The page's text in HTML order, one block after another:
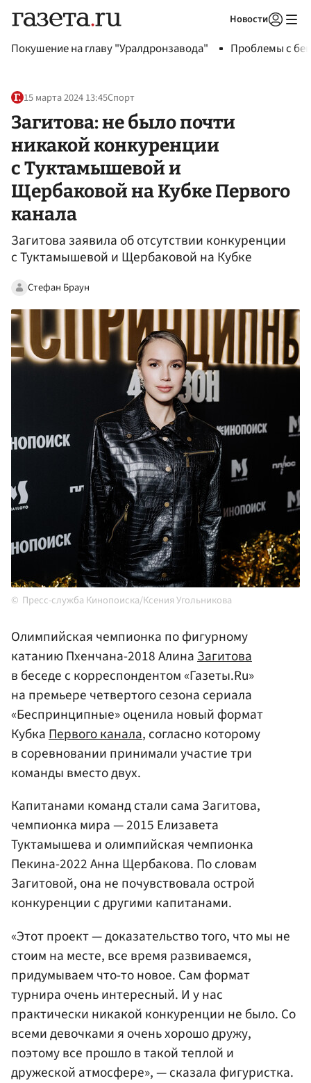
Новости
Покушение на главу "Уралдронзавода" Проблемы с
15 марта 2024 13:45Спорт
Загитова: не было почти
никакой конкуренции
с Туктамышевой и
Щербаковой на Кубке Первого
канала
Загитова заявила об отсутствии конкуренции
с Туктамышевой и Щербаковой на Кубке
Стефан Браун
Пресс-служба Кинопоиска/Ксения Угольникова
Олимпийская чемпионка по фигурному
катанию Пхенчана-2018 АлинаЗагитова
в беседе с корреспондентом «Газеты.Ru»
на премьере четвертого сезона сериала
«Беспринципные» оценила новый формат
КубкаПервого канала, согласно которому
в соревновании принимали участие три
команды вместо двух.
Капитанами команд стали сама Загитова,
чемпионка мира — 2015 Елизавета
Туктамышева и олимпийская чемпионка
Пекина-2022 Анна Щербакова. По словам
Загитовой, она не почувствовала острой
конкуренции с другими капитанами.
«Этот проект — доказательство того, что мы не
стоим на месте, все время развиваемся,
придумываем что-то новое. Сам формат
турнира очень интересный. И у нас
практически никакой конкуренции не было. Со
всеми девочками я очень хорошо дружу,
поэтому все прошло в такой теплой и
дружеской атмосфере», — сказала фигуристка.